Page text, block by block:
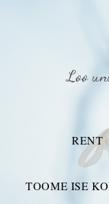
Loo
RENT
TOOME ISE